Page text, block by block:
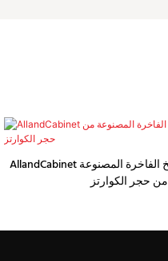
AllandCabinet خزائن أثاث المطبخ الفاخرة المصنوعة
من حجر الكوارتز